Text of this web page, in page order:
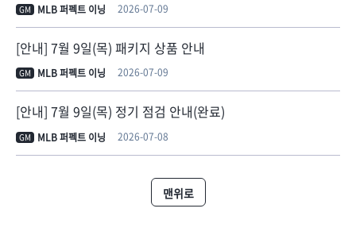
GM MLB 퍼펙트 이닝 2026-07-09
[안내] 7월 9일(목) 패키지 상품 안내
GM MLB 퍼펙트 이닝 2026-07-09
[안내] 7월 9일(목) 정기 점검 안내(완료)
GM MLB 퍼펙트 이닝 2026-07-08
맨위로